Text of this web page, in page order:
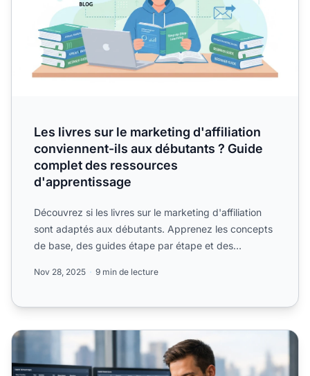
Les livres sur le marketing d'affiliation
conviennent-ils aux débutants ? Guide
complet des ressources
d'apprentissage
Découvrez si les livres sur le marketing d'affiliation
sont adaptés aux débutants. Apprenez les concepts
de base, des guides étape par étape et des
Nov 28, 2025 9 min de lecture
Livres essentiels responsables du marketing affiliation